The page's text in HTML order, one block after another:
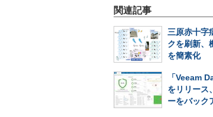
関連記事
三原赤十字
クを刷新、
を簡素化
「Veeam
をリリース
ーをバック